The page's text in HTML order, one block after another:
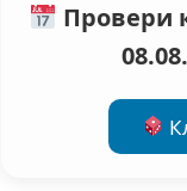
Провери